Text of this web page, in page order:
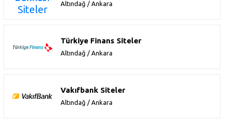
Altındağ / Ankara
Türkiye Finans Siteler
Altındağ / Ankara
Vakıfbank Siteler
Altındağ / Ankara